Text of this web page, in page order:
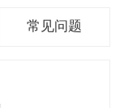
常见问题